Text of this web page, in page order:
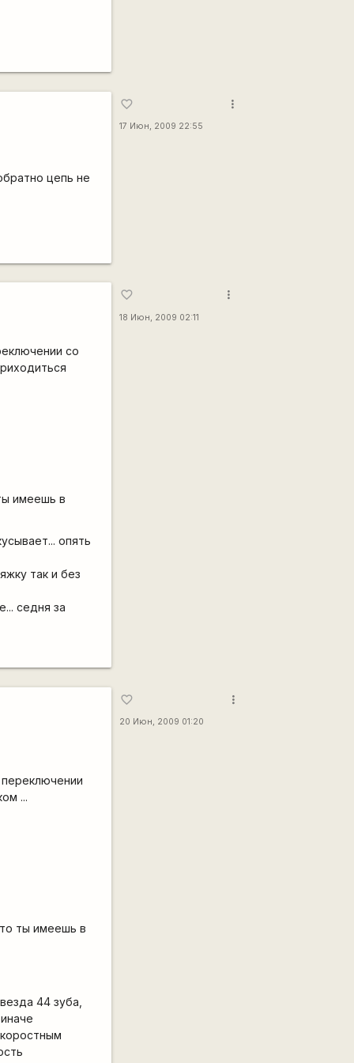
цепь не
favorite_border
17 Июн, 2009 22:55
more_vert
со
имеешь в
опять
так и без
седня за
favorite_border
18 Июн, 2009 02:11
more_vert
...
ты имеешь в
44 зуба,
favorite_border
20 Июн, 2009 01:20
more_vert